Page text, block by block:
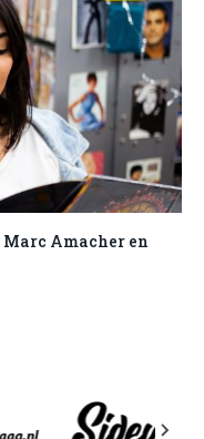
Amacher en